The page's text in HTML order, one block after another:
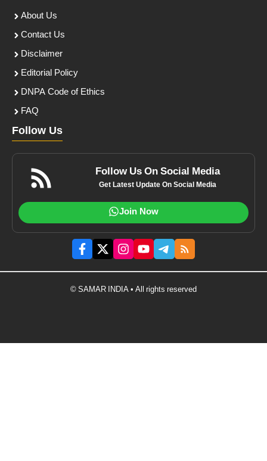
About Us
Contact Us
Disclaimer
Editorial Policy
DNPA Code of Ethics
FAQ
Follow Us
Follow Us On Social Media
Get Latest Update On Social Media
Join Now
© SAMAR INDIA • All rights reserved